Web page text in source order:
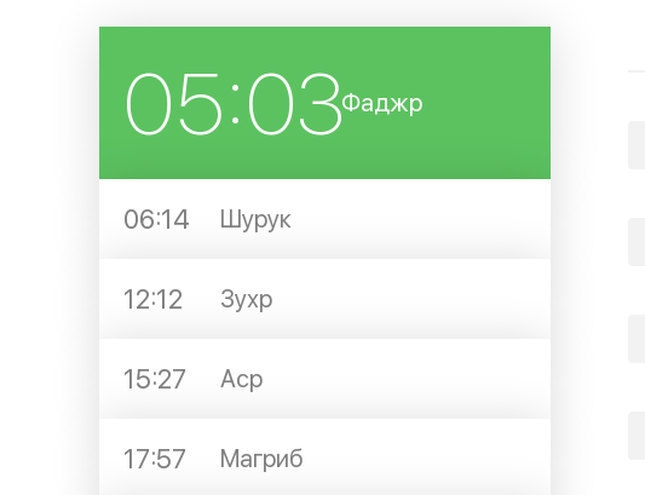
05:03Фаджр
06:14 Шурук
12:12 Зухр
15:27 Аср
17:57 Магриб